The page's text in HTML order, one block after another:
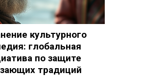
культурного
глобальная
по защите
традиций